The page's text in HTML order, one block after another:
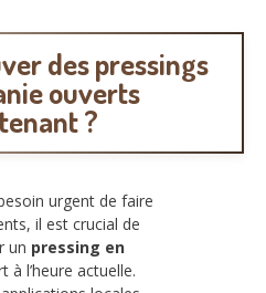
des pressings
ouverts
?
urgent de faire
il est crucial de
un pressing en
à l’heure actuelle.